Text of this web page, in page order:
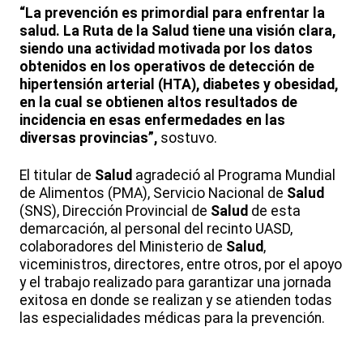
“La prevención es primordial para enfrentar la
salud. La Ruta de la Salud tiene una visión clara,
siendo una actividad motivada por los datos
obtenidos en los operativos de detección de
hipertensión arterial (HTA), diabetes y obesidad,
en la cual se obtienen altos resultados de
incidencia en esas enfermedades en las
diversas provincias”, sostuvo.
El titular de Salud agradeció al Programa Mundial
de Alimentos (PMA), Servicio Nacional de Salud
(SNS), Dirección Provincial de Salud de esta
demarcación, al personal del recinto UASD,
colaboradores del Ministerio de Salud,
viceministros, directores, entre otros, por el apoyo
y el trabajo realizado para garantizar una jornada
exitosa en donde se realizan y se atienden todas
las especialidades médicas para la prevención.